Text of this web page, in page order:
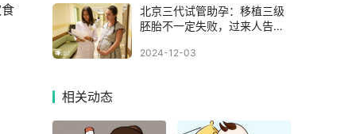
北京三代试管助孕：移植三级
胚胎不一定失败，过来人告诉
2024-12-03
相关动态